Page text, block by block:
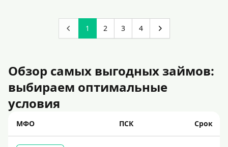
1 2 3 4
Обзор самых выгодных займов:
выбираем оптимальные
условия
МФО ПСК Срок